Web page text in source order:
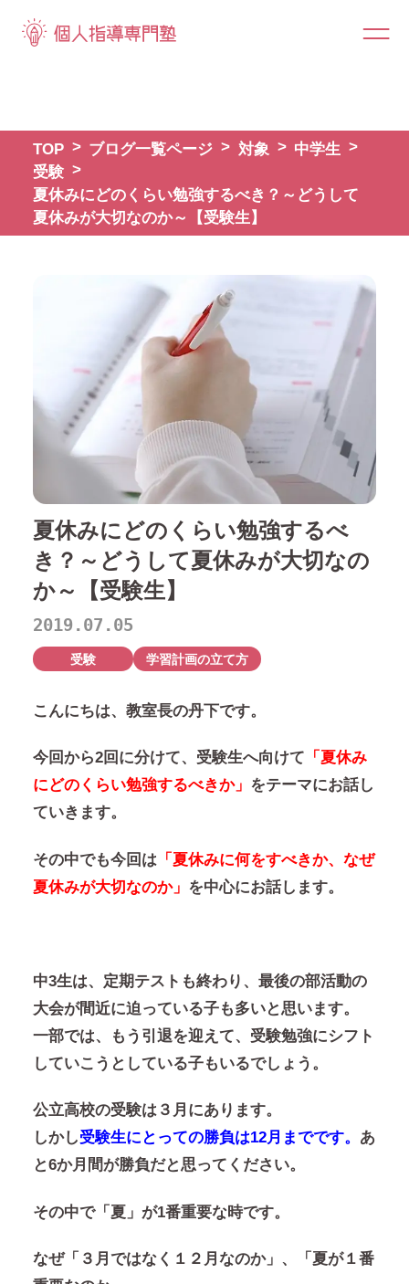
TOP ブログ一覧ページ 対象
中学生
受験
夏休みにどのくらい勉強するべき？～どうして
夏休みが大切なのか～【受験生】
夏休みにどのくらい勉強するべ
き？～どうして夏休みが大切なの
か～【受験生】
2019.07.05
受験 学習計画の立て方
こんにちは、教室長の丹下です。
今回から2回に分けて、受験生へ向けて 「夏休み
にどのくらい勉強するべきか」 をテーマにお話し
ていきます。
その中でも今回は 「夏休みに何をすべきか、なぜ
夏休みが大切なのか」 を中心にお話します。
中3生は、定期テストも終わり、最後の部活動の
大会が間近に迫っている子も多いと思います。
一部では、もう引退を迎えて、受験勉強にシフト
していこうとしている子もいるでしょう。
公立高校の受験は３月にあります。
しかし受験生にとっての勝負は12月までです。 あ
と6か月間が勝負だと思ってください。
その中で「夏」が1番重要な時です。
なぜ「３月ではなく１２月なのか」、「夏が１番